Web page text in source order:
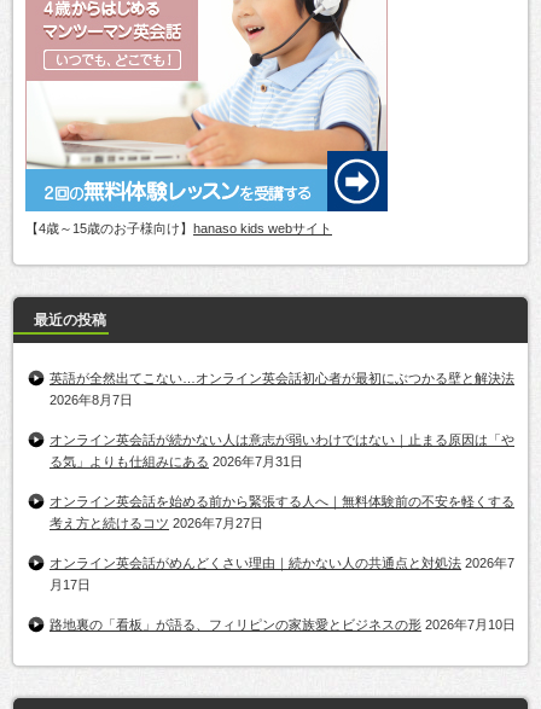
【4歳～15歳のお子様向け】 hanaso kids webサイト
最近の投稿
英語が全然出てこない…オンライン英会話初心者が最初にぶつかる壁と解決法
2026年8月7日
オンライン英会話が続かない人は意志が弱いわけではない｜止まる原因は「や
る気」よりも仕組みにある 2026年7月31日
オンライン英会話を始める前から緊張する人へ｜無料体験前の不安を軽くする
考え方と続けるコツ 2026年7月27日
オンライン英会話がめんどくさい理由｜続かない人の共通点と対処法 2026年7
月17日
路地裏の「看板」が語る、フィリピンの家族愛とビジネスの形 2026年7月10日